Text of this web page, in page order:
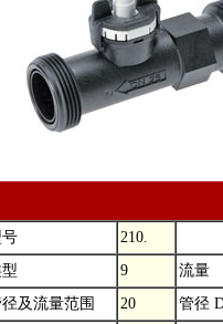
210.
9
流量
及流量范围
20 管径